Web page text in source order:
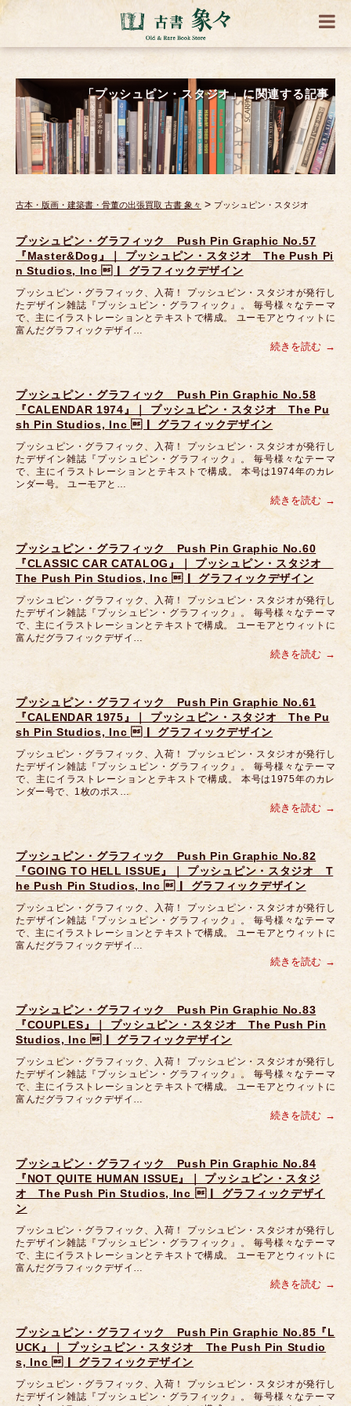
「プッシュピン・スタジオ」に関連する記事
古本・版画・建築書・骨董の出張買取 古書 象々 > プッシュピン・スタジオ
プッシュピン・グラフィック Push Pin Graphic No.57
『Master&Dog』｜ プッシュピン・スタジオ The Push Pi
n Studios, Inc ｜ グラフィックデザイン
プッシュピン・グラフィック、入荷！ プッシュピン・スタジオが発行し
たデザイン雑誌『プッシュピン・グラフィック』。 毎号様々なテーマ
で、主にイラストレーションとテキストで構成。 ユーモアとウィットに
富んだグラフィックデザイ…
続きを読む
プッシュピン・グラフィック Push Pin Graphic No.58
『CALENDAR 1974』｜ プッシュピン・スタジオ The Pu
sh Pin Studios, Inc ｜ グラフィックデザイン
プッシュピン・グラフィック、入荷！ プッシュピン・スタジオが発行し
たデザイン雑誌『プッシュピン・グラフィック』。 毎号様々なテーマ
で、主にイラストレーションとテキストで構成。 本号は1974年のカレ
ンダー号。 ユーモアと…
続きを読む
プッシュピン・グラフィック Push Pin Graphic No.60
『CLASSIC CAR CATALOG』｜ プッシュピン・スタジオ
The Push Pin Studios, Inc ｜ グラフィックデザイン
プッシュピン・グラフィック、入荷！ プッシュピン・スタジオが発行し
たデザイン雑誌『プッシュピン・グラフィック』。 毎号様々なテーマ
で、主にイラストレーションとテキストで構成。 ユーモアとウィットに
富んだグラフィックデザイ…
続きを読む
プッシュピン・グラフィック Push Pin Graphic No.61
『CALENDAR 1975』｜ プッシュピン・スタジオ The Pu
sh Pin Studios, Inc ｜ グラフィックデザイン
プッシュピン・グラフィック、入荷！ プッシュピン・スタジオが発行し
たデザイン雑誌『プッシュピン・グラフィック』。 毎号様々なテーマ
で、主にイラストレーションとテキストで構成。 本号は1975年のカレ
ンダー号で、1枚のポス…
続きを読む
プッシュピン・グラフィック Push Pin Graphic No.82
『GOING TO HELL ISSUE』｜ プッシュピン・スタジオ T
he Push Pin Studios, Inc ｜ グラフィックデザイン
プッシュピン・グラフィック、入荷！ プッシュピン・スタジオが発行し
たデザイン雑誌『プッシュピン・グラフィック』。 毎号様々なテーマ
で、主にイラストレーションとテキストで構成。 ユーモアとウィットに
富んだグラフィックデザイ…
続きを読む
プッシュピン・グラフィック Push Pin Graphic No.83
『COUPLES』｜ プッシュピン・スタジオ The Push Pin
Studios, Inc ｜ グラフィックデザイン
プッシュピン・グラフィック、入荷！ プッシュピン・スタジオが発行し
たデザイン雑誌『プッシュピン・グラフィック』。 毎号様々なテーマ
で、主にイラストレーションとテキストで構成。 ユーモアとウィットに
富んだグラフィックデザイ…
続きを読む
プッシュピン・グラフィック Push Pin Graphic No.84
『NOT QUITE HUMAN ISSUE』｜ プッシュピン・スタジ
オ The Push Pin Studios, Inc ｜ グラフィックデザイ
ン
プッシュピン・グラフィック、入荷！ プッシュピン・スタジオが発行し
たデザイン雑誌『プッシュピン・グラフィック』。 毎号様々なテーマ
で、主にイラストレーションとテキストで構成。 ユーモアとウィットに
富んだグラフィックデザイ…
続きを読む
プッシュピン・グラフィック Push Pin Graphic No.85『L
UCK』｜ プッシュピン・スタジオ The Push Pin Studio
s, Inc ｜ グラフィックデザイン
プッシュピン・グラフィック、入荷！ プッシュピン・スタジオが発行し
たデザイン雑誌『プッシュピン・グラフィック』。 毎号様々なテーマ